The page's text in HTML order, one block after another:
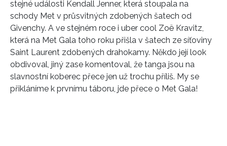
stejné události Kendall Jenner, která stoupala na
schody Met v průsvitných zdobených šatech od
Givenchy. A ve stejném roce i uber cool Zoë Kravitz,
která na Met Gala toho roku přišla v šatech ze síťoviny
Saint Laurent zdobených drahokamy. Někdo její look
obdivoval, jiný zase komentoval, že tanga jsou na
slavnostní koberec přece jen už trochu příliš. My se
přikláníme k prvnímu táboru, jde přece o Met Gala!